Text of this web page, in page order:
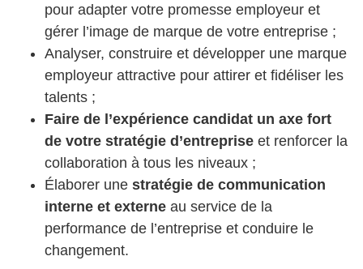
pour adapter votre promesse employeur et
gérer l’image de marque de votre entreprise ;
Analyser, construire et développer une marque
employeur attractive pour attirer et fidéliser les
talents ;
Faire de l’expérience candidat un axe fort
de votre stratégie d’entreprise et renforcer la
collaboration à tous les niveaux ;
Élaborer une stratégie de communication
interne et externe au service de la
performance de l’entreprise et conduire le
changement.